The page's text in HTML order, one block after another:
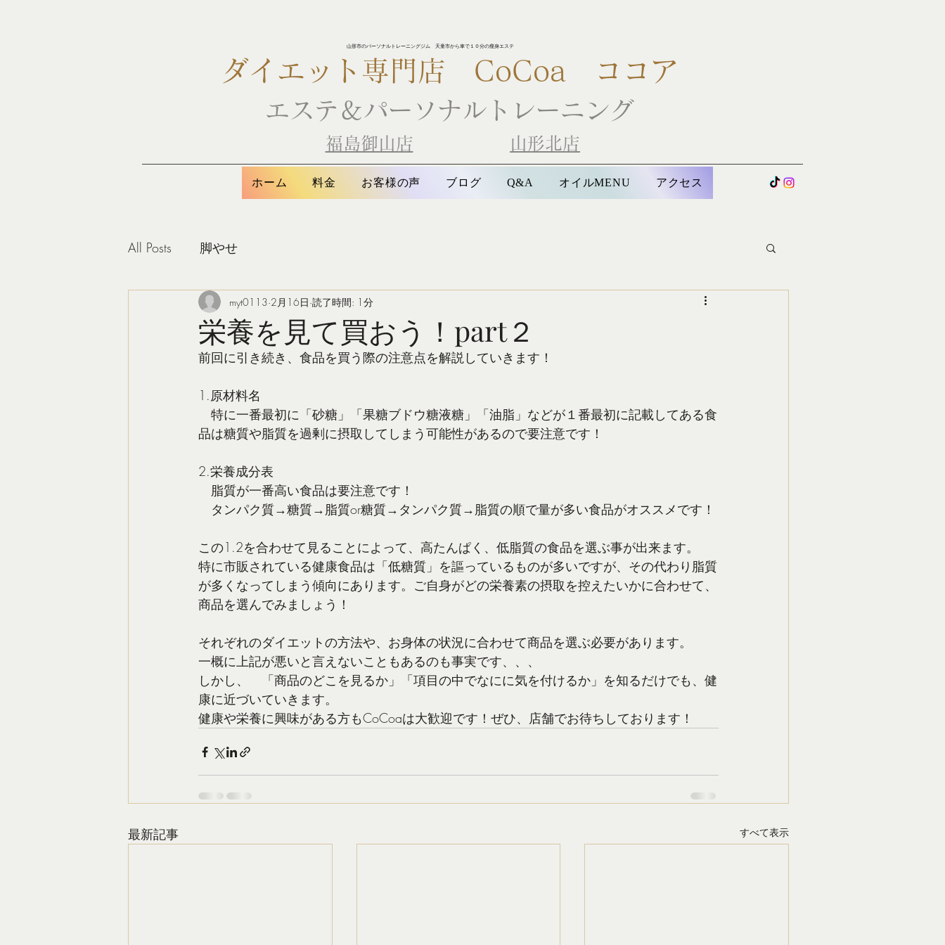
ダイエット専門店 CoCoa ココア
エステ＆パーソナルトレーニング
山形市のパーソナルトレーニングジム 天童市から車で１０分の瘦身エステ
福島御山店 山形北店
ホーム 料金 お客様の声 ブログ Q&A オイルMENU アクセス
All Posts 脚やせ
栄養を見て買おう！part２
myt0113 2月16日 読了時間: 1分
前回に引き続き、食品を買う際の注意点を解説していきます！
1.原材料名
特に一番最初に「砂糖」「果糖ブドウ糖液糖」「油脂」などが１番最初に記載してある食
品は糖質や脂質を過剰に摂取してしまう可能性があるので要注意です！
2.栄養成分表
脂質が一番高い食品は要注意です！
タンパク質→糖質→脂質or糖質→タンパク質→脂質の順で量が多い食品がオススメです！
この1.2を合わせて見ることによって、高たんぱく、低脂質の食品を選ぶ事が出来ます。
特に市販されている健康食品は「低糖質」を謳っているものが多いですが、その代わり脂質
が多くなってしまう傾向にあります。ご自身がどの栄養素の摂取を控えたいかに合わせて、
商品を選んでみましょう！
それぞれのダイエットの方法や、お身体の状況に合わせて商品を選ぶ必要があります。
一概に上記が悪いと言えないこともあるのも事実です、、、
しかし、　「商品のどこを見るか」「項目の中でなにに気を付けるか」を知るだけでも、健
康に近づいていきます。
健康や栄養に興味がある方もCoCoaは大歓迎です！ぜひ、店舗でお待ちしております！
最新記事 すべて表示